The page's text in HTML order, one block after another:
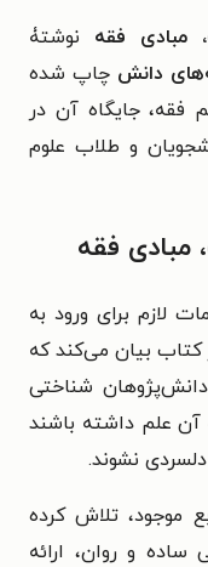
مبادی فقه نوشتۀ
دانش چاپ شده
فقه، جایگاه آن در
و طلاب علوم
مبادی فقه
لازم برای ورود به
بیان می‌کند که
شناختی
آن علم داشته باشند
نشوند.
موجود، تلاش کرده
ساده و روان، ارائه